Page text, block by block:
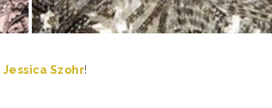
Jessica Szohr!